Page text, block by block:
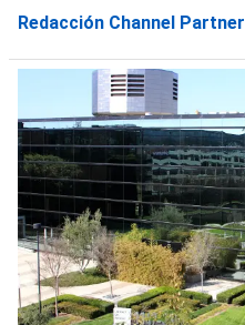
Redacción Channel Partner